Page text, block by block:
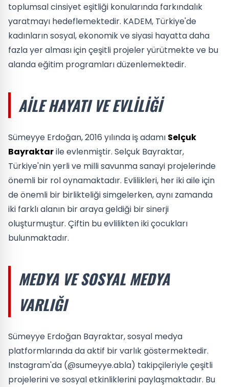
toplumsal cinsiyet eşitliği konularında farkındalık
yaratmayı hedeflemektedir. KADEM, Türkiye'de
kadınların sosyal, ekonomik ve siyasi hayatta daha
fazla yer alması için çeşitli projeler yürütmekte ve bu
alanda eğitim programları düzenlemektedir.
AILE HAYATI VE EVLILIĞI
Sümeyye Erdoğan, 2016 yılında iş adamı Selçuk
Bayraktarile evlenmiştir. Selçuk Bayraktar,
Türkiye'nin yerli ve milli savunma sanayi projelerinde
önemli bir rol oynamaktadır. Evlilikleri, her iki aile için
de önemli bir birlikteliği simgelerken, aynı zamanda
iki farklı alanın bir araya geldiği bir sinerji
oluşturmuştur. Çiftin bu evlilikten iki çocukları
bulunmaktadır.
MEDYA VE SOSYAL MEDYA
VARLIĞI
Sümeyye Erdoğan Bayraktar, sosyal medya
platformlarında da aktif bir varlık göstermektedir.
Instagram'da (@sumeyye.abla) takipçileriyle çeşitli
projelerini ve sosyal etkinliklerini paylaşmaktadır. Bu